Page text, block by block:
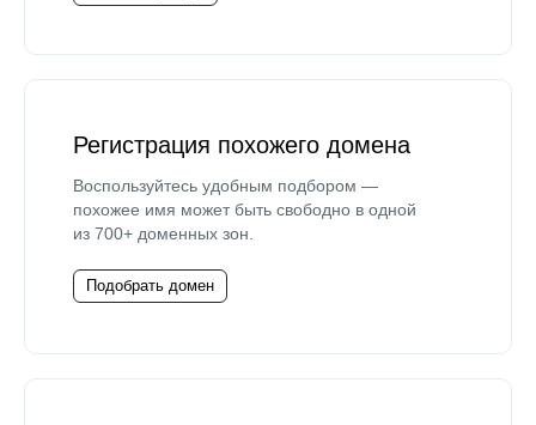
Регистрация похожего домена
Воспользуйтесь удобным подбором —
похожее имя может быть свободно в одной
из 700+ доменных зон.
Подобрать домен